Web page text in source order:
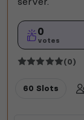
0
votes
(0)
60 Slots